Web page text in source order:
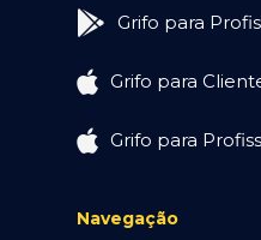
Grifo para
Grifo para
Grifo para
Navegação